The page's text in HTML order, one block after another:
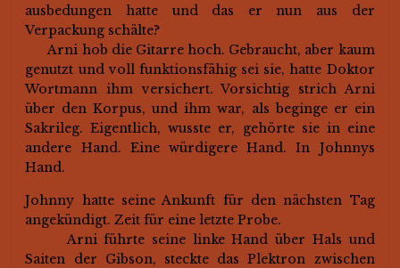
ausbedungen hatte und das er nun aus der
Verpackung schälte?
Arni hob die Gitarre hoch. Gebraucht, aber kaum
genutzt und voll funktionsfähig sei sie, hatte Doktor
Wortmann ihm versichert. Vorsichtig strich Arni
über den Korpus, und ihm war, als beginge er ein
Sakrileg. Eigentlich, wusste er, gehörte sie in eine
andere Hand. Eine würdigere Hand. In Johnnys
Hand.
Johnny hatte seine Ankunft für den nächsten Tag
angekündigt. Zeit für eine letzte Probe.
Arni führte seine linke Hand über Hals und
Saiten der Gibson, steckte das Plektron zwischen